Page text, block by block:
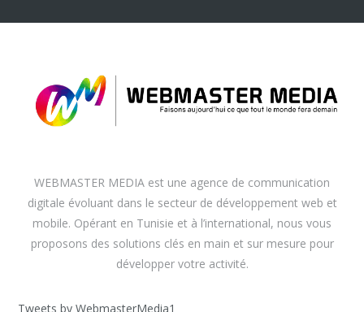
WEBMASTER MEDIA est une agence de communication
digitale évoluant dans le secteur de développement web et
mobile. Opérant en Tunisie et à l’international, nous vous
proposons des solutions clés en main et sur mesure pour
développer votre activité.
Tweets by WebmasterMedia1